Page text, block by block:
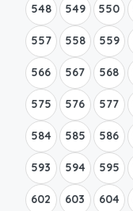
548 549 550
557 558 559
566 567 568
575 576 577
584 585 586
593 594 595
602 603 604